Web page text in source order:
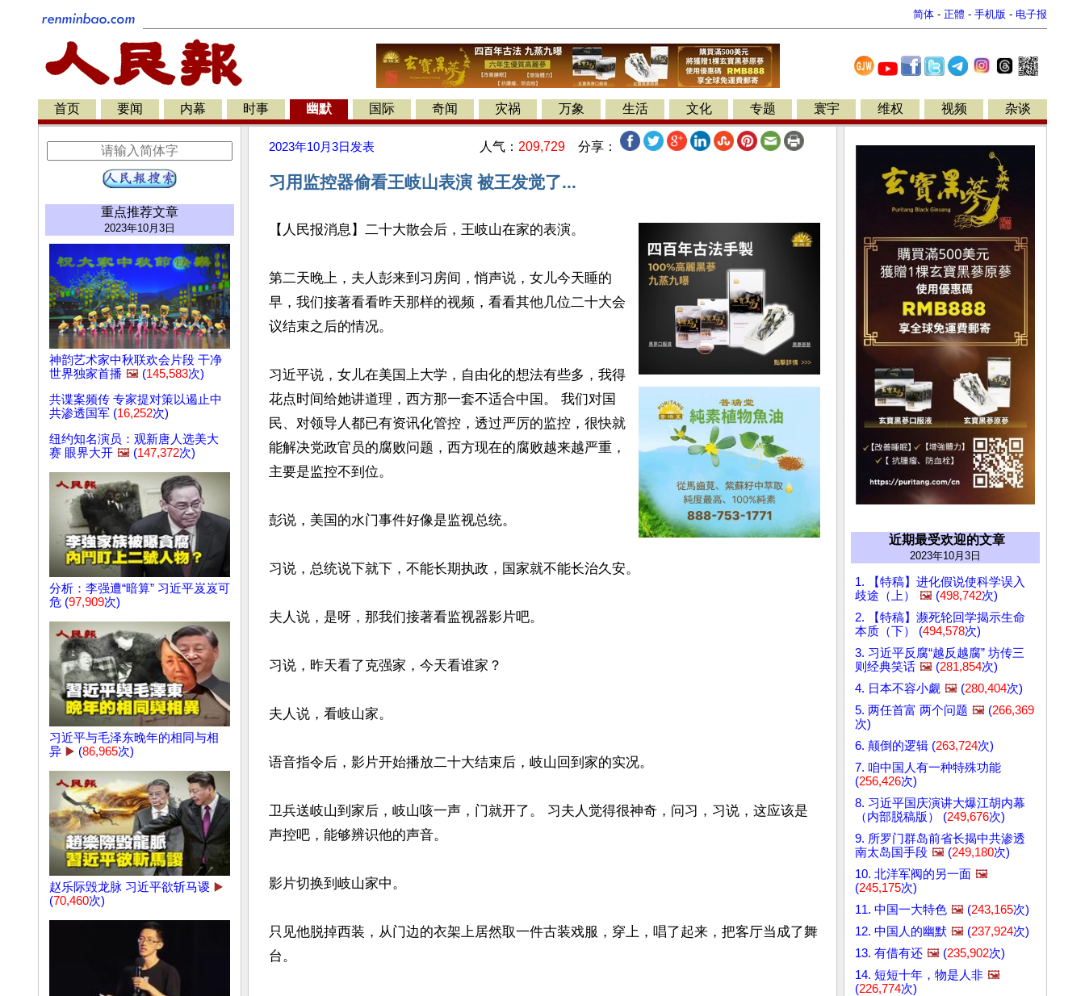
简体 - 正體 - 手机版 - 电子报
首页 要闻 内幕 时事 幽默 国际 奇闻 灾祸 万象 生活 文化 专题 寰宇 维权 视频 杂谈
重点推荐文章
2023年10月3日
神韵艺术家中秋联欢会片段 干净
世界独家首播 🖼️ (145,583次)
共谍案频传 专家提对策以遏止中
共渗透国军 (16,252次)
纽约知名演员：观新唐人选美大
赛 眼界大开 🖼️ (147,372次)
分析：李强遭“暗算” 习近平岌岌可
危 (97,909次)
习近平与毛泽东晚年的相同与相
异 ▶️ (86,965次)
赵乐际毁龙脉 习近平欲斩马谡 ▶️
(70,460次)
2023年10月3日 发表 人气： 209,729 分享：
习用监控器偷看王岐山表演 被王发觉了...
【人民报消息】二十大散会后，王岐山在家的表演。
第二天晚上，夫人彭来到习房间，悄声说，女儿今天睡的
早，我们接著看看昨天那样的视频，看看其他几位二十大会
议结束之后的情况。
习近平说，女儿在美国上大学，自由化的想法有些多，我得
花点时间给她讲道理，西方那一套不适合中国。 我们对国
民、对领导人都已有资讯化管控，透过严厉的监控，很快就
能解决党政官员的腐败问题，西方现在的腐败越来越严重，
主要是监控不到位。
彭说，美国的水门事件好像是监视总统。
习说，总统说下就下，不能长期执政，国家就不能长治久安。
夫人说，是呀，那我们接著看监视器影片吧。
习说，昨天看了克强家，今天看谁家？
夫人说，看岐山家。
语音指令后，影片开始播放二十大结束后，岐山回到家的实况。
卫兵送岐山到家后，岐山咳一声，门就开了。 习夫人觉得很神奇，问习，习说，这应该是
声控吧，能够辨识他的声音。
影片切换到岐山家中。
只见他脱掉西装，从门边的衣架上居然取一件古装戏服，穿上，唱了起来，把客厅当成了舞
台。
近期最受欢迎的文章
2023年10月3日
1. 【特稿】进化假说使科学误入
歧途（上）
🖼️ (498,742次)
2. 【特稿】濒死轮回学揭示生命
本质（下） (494,578次)
3. 习近平反腐“越反越腐” 坊传三
则经典笑话 🖼️ (281,854次)
4. 日本不容小觑 🖼️ (280,404次)
5. 两任首富 两个问题 🖼️ (266,369
次)
6. 颠倒的逻辑 (263,724次)
7. 咱中国人有一种特殊功能
(256,426次)
8. 习近平国庆演讲大爆江胡内幕
（内部脱稿版） (249,676次)
9. 所罗门群岛前省长揭中共渗透
南太岛国手段 🖼️ (249,180次)
10. 北洋军阀的另一面 🖼️
(245,175次)
11. 中国一大特色 🖼️ (243,165次)
12. 中国人的幽默 🖼️ (237,924次)
13. 有借有还 🖼️ (235,902次)
14. 短短十年，物是人非 🖼️
(226,774次)